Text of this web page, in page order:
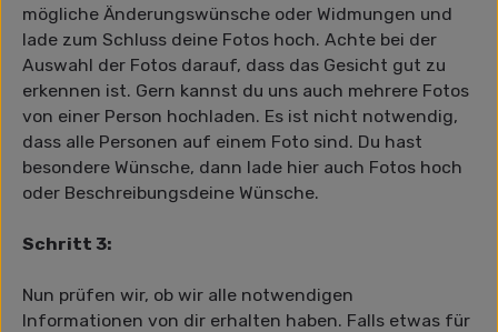
mögliche Änderungswünsche oder Widmungen und
lade zum Schluss deine Fotos hoch. Achte bei der
Auswahl der Fotos darauf, dass das Gesicht gut zu
erkennen ist. Gern kannst du uns auch mehrere Fotos
von einer Person hochladen. Es ist nicht notwendig,
dass alle Personen auf einem Foto sind. Du hast
besondere Wünsche, dann lade hier auch Fotos hoch
oder Beschreibungsdeine Wünsche.
Schritt 3:
Nun prüfen wir, ob wir alle notwendigen
Informationen von dir erhalten haben. Falls etwas für